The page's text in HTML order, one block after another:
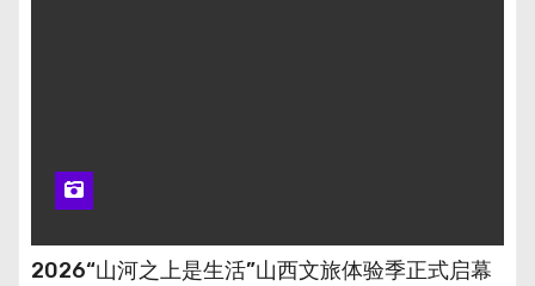
2026“山河之上是生活”山西文旅体验季正式启幕